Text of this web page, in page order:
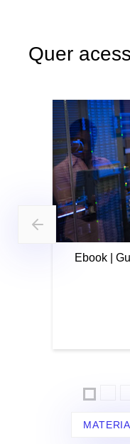
Quer
Ebook |